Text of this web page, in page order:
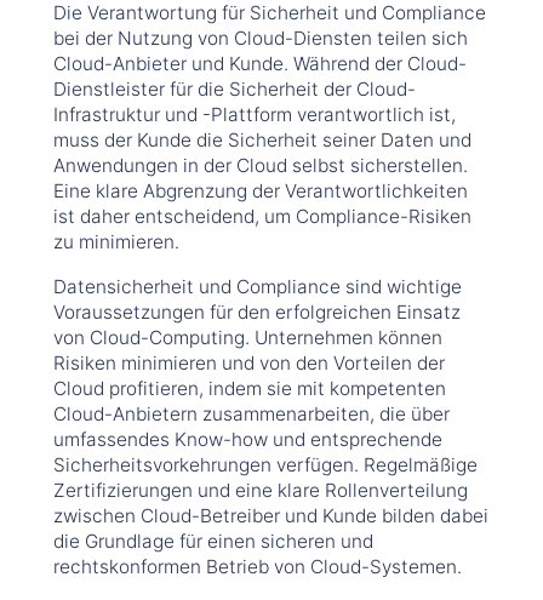
Die Verantwortung für Sicherheit und Compliance
bei der Nutzung von Cloud-Diensten teilen sich
Cloud-Anbieter und Kunde. Während der Cloud-
Dienstleister für die Sicherheit der Cloud-
Infrastruktur und -Plattform verantwortlich ist,
muss der Kunde die Sicherheit seiner Daten und
Anwendungen in der Cloud selbst sicherstellen.
Eine klare Abgrenzung der Verantwortlichkeiten
ist daher entscheidend, um Compliance-Risiken
zu minimieren.
Datensicherheit und Compliance sind wichtige
Voraussetzungen für den erfolgreichen Einsatz
von Cloud-Computing. Unternehmen können
Risiken minimieren und von den Vorteilen der
Cloud profitieren, indem sie mit kompetenten
Cloud-Anbietern zusammenarbeiten, die über
umfassendes Know-how und entsprechende
Sicherheitsvorkehrungen verfügen. Regelmäßige
Zertifizierungen und eine klare Rollenverteilung
zwischen Cloud-Betreiber und Kunde bilden dabei
die Grundlage für einen sicheren und
rechtskonformen Betrieb von Cloud-Systemen.